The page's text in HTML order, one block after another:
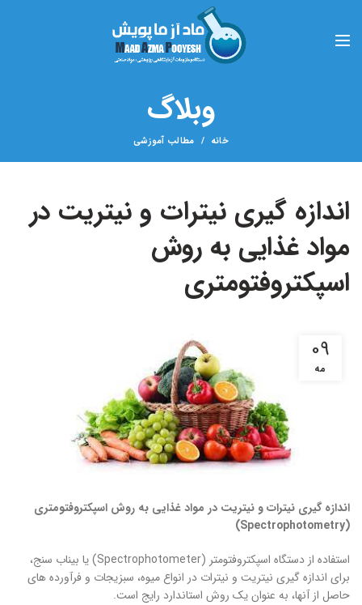
وبلاگ
خانه مطالب آموزشی
اندازه گیری نیترات و نیتریت در
مواد غذایی به روش
اسپکتروفتومتری
09
مه
اندازه گیری نیترات و نیتریت در مواد غذایی به روش اسپکتروفتومتری
(
Spectrophotometry
)
استفاده از دستگاه اسپکتروفتومتر (Spectrophotometer) یا بیناب سنج،
برای اندازه ‏گیری نیتریت و نیترات در انواع میوه، سبزیجات و فرآورده ‏های
حاصل از آنها، به عنوان یک روش استاندارد رایج است.